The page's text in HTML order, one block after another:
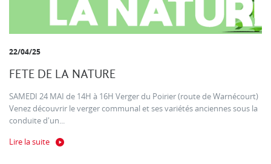
22/04/25
FETE DE LA NATURE
SAMEDI 24 MAI de 14H à 16H Verger du Poirier (route de Warnécourt)
Venez découvrir le verger communal et ses variétés anciennes sous la
conduite d'un...
Lire la suite